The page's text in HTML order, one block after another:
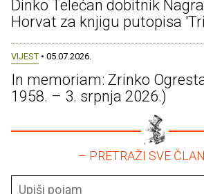
Dinko Telećan dobitnik
Horvat za knjigu putopisa
VIJEST • 05.07.2026.
In memoriam: Zrinko
1958. – 3. srpnja 2026.)
– PRETRAŽI SVE